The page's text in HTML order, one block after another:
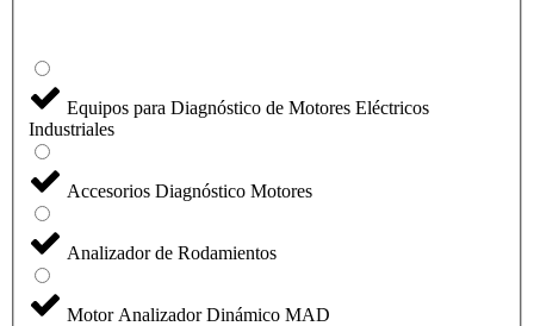
Equipos para Diagnóstico de Motores Eléctricos
Industriales
Accesorios Diagnóstico Motores
Analizador de Rodamientos
Motor Analizador Dinámico MAD